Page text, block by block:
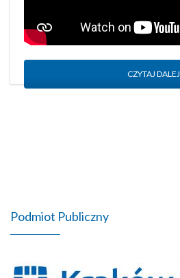
CZYTAJ DALEJ
Podmiot Publiczny